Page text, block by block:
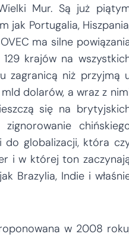
Mur. Są już
jak Portugalia,
ma silne
krajów na
zagranicą niż przyjmą
dolarów, a wraz z
się na
do globalizacji, która
i w której ton
Brazylia, Indie i
w 2008